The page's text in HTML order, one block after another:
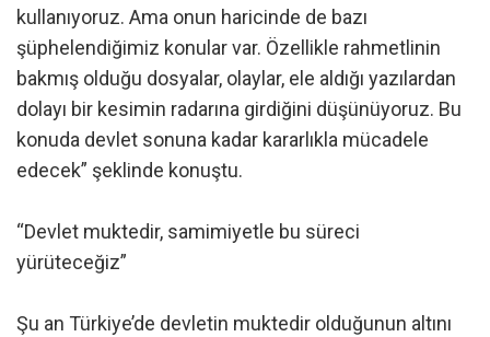
kullanıyoruz. Ama onun haricinde de bazı
şüphelendiğimiz konular var. Özellikle rahmetlinin
bakmış olduğu dosyalar, olaylar, ele aldığı yazılardan
dolayı bir kesimin radarına girdiğini düşünüyoruz. Bu
konuda devlet sonuna kadar kararlıkla mücadele
edecek” şeklinde konuştu.
“Devlet muktedir, samimiyetle bu süreci
yürüteceğiz”
Şu an Türkiye’de devletin muktedir olduğunun altını